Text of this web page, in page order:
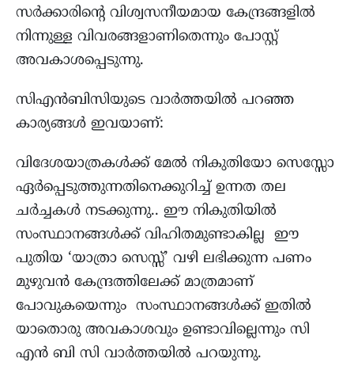
സർക്കാരിന്റെ വിശ്വസനീയമായ കേന്ദ്രങ്ങളിൽ
നിന്നുള്ള വിവരങ്ങളാണിതെന്നും പോസ്റ്റ്
അവകാശപ്പെടുന്നു.
സിഎൻബിസിയുടെ വാർത്തയിൽ പറഞ്ഞ
കാര്യങ്ങൾ ഇവയാണ്:
വിദേശയാത്രകൾക്ക് മേൽ നികുതിയോ സെസ്സോ
ഏർപ്പെടുത്തുന്നതിനെക്കുറിച്ച് ഉന്നത തല
ചർച്ചകൾ നടക്കുന്നു.. ഈ നികുതിയിൽ
സംസ്ഥാനങ്ങൾക്ക് വിഹിതമുണ്ടാകില്ല ഈ
പുതിയ ‘യാത്രാ സെസ്സ്’ വഴി ലഭിക്കുന്ന പണം
മുഴുവൻ കേന്ദ്രത്തിലേക്ക് മാത്രമാണ്
പോവുകയെന്നും സംസ്ഥാനങ്ങൾക്ക് ഇതിൽ
യാതൊരു അവകാശവും ഉണ്ടാവില്ലെന്നും സി
എൻ ബി സി വാർത്തയിൽ പറയുന്നു.